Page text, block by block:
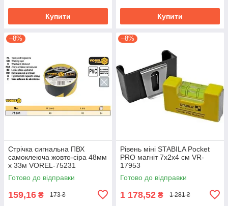
Купити Купити
–8%
Стрічка сигнальна ПВХ
самоклеюча жовто-сіра 48мм
x 33м VOREL-75231
Готово до відправки
159,16 ₴ 173 ₴
–8%
Рівень міні STABILA Pocket
PRO магніт 7х2х4 см VR-
17953
Готово до відправки
1 178,52 ₴ 1 281 ₴